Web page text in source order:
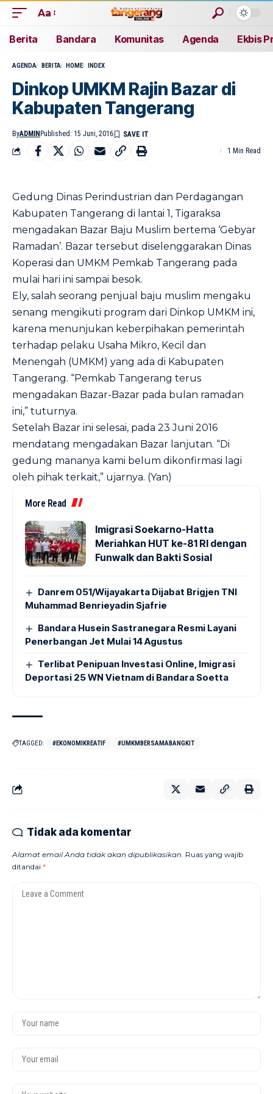
Aa
Berita Bandara Komunitas Agenda Ekbis
AGENDA BERITA HOME INDEX
Dinkop UMKM Rajin Bazar di
Kabupaten Tangerang
ByADMIN Published: 15 Juni, 2016
1 Min Read
Gedung Dinas Perindustrian dan Perdagangan
Kabupaten Tangerang di lantai 1, Tigaraksa
mengadakan Bazar Baju Muslim bertema ‘Gebyar
Ramadan’. Bazar tersebut diselenggarakan Dinas
Koperasi dan UMKM Pemkab Tangerang pada
mulai hari ini sampai besok.
Ely, salah seorang penjual baju muslim mengaku
senang mengikuti program dari Dinkop UMKM ini,
karena menunjukan keberpihakan pemerintah
terhadap pelaku Usaha Mikro, Kecil dan
Menengah (UMKM) yang ada di Kabupaten
Tangerang. “Pemkab Tangerang terus
mengadakan Bazar-Bazar pada bulan ramadan
ini,” tuturnya.
Setelah Bazar ini selesai, pada 23 Juni 2016
mendatang mengadakan Bazar lanjutan. “Di
gedung mananya kami belum dikonfirmasi lagi
oleh pihak terkait,” ujarnya. (Yan)
More Read
Imigrasi Soekarno-Hatta
Meriahkan HUT ke-81 RI dengan
Funwalk dan Bakti Sosial
Danrem 051/Wijayakarta Dijabat Brigjen TNI
Muhammad Benrieyadin Sjafrie
Bandara Husein Sastranegara Resmi Layani
Penerbangan Jet Mulai 14 Agustus
Terlibat Penipuan Investasi Online, Imigrasi
Deportasi 25 WN Vietnam di Bandara Soetta
TAGGED: #EKONOMIKREATIF #UMKMBERSAMABANGKIT
Tidak ada komentar
Alamat email Anda tidak akan dipublikasikan. Ruas yang wajib
ditandai *